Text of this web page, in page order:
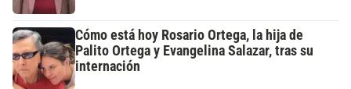
Cómo está hoy Rosario Ortega, la hija de
Palito Ortega y Evangelina Salazar, tras su
internación